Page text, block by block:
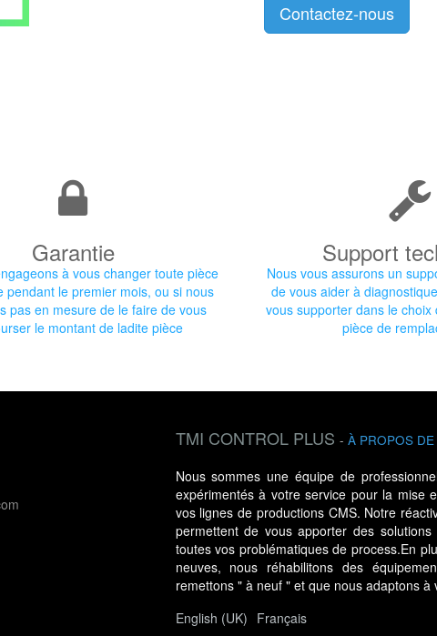
Contactez-nous
Garantie
à vous changer toute pièce
pendant le premier mois, ou si nous
pas en mesure de le faire de vous
le montant de ladite pièce
Support
Nous vous assurons un
de vous aider à
vous supporter dans le
pièce de
TMI CONTROL PLUS - À PROPOS
Nous sommes une équipe de
expérimentés à votre service pour la mise
vos lignes de productions CMS. Notre
permettent de vous apporter des
toutes vos problématiques de process.En
neuves, nous réhabilitons des
remettons " à neuf " et que nous adaptons à
English (UK) Français